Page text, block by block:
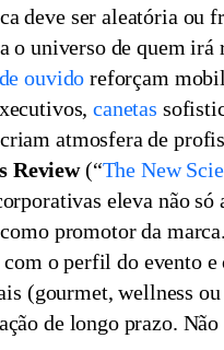
deve ser aleatória ou
o universo de quem irá
ouvido reforçam
canetas
atmosfera de
Review(“The New
eleva não
promotor da marca.
o perfil do evento
(gourmet, wellness
de longo prazo.